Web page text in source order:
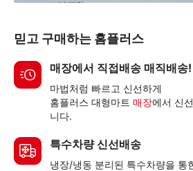
믿고 구매하는 홈플러스
매장에서 직접배송 매직배송!
마법처럼 빠르고 신선하게
홈플러스 대형마트 매장에서 신
니다.
특수차량 신선배송
냉장/냉동 분리된 특수차량을 통